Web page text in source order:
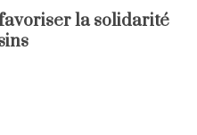
la solidarité